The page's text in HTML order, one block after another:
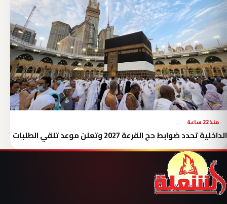
منذ 22 ساعة
الداخلية تحدد ضوابط حج القرعة 2027 وتعلن موعد تلقي الطلبات